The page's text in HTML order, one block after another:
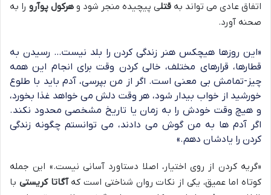
اتفاق عادی می تواند به قتلی پیچیده منجر شود و هرکول پوآرو را به
صحنه آورد.
«این روزها هیچکس هنر زندگی کردن را بلد نیست… رسیدن به
قطارها، قرارهای مختلف، خالی کردن وقت برای انجام این همه
چیز-تمامش بی معنی است. اگر از من بپرسی، آدم باید با طلوع
خورشید از خواب بیدار شود، هر وقت دلش می خواهد غذا بخورد،
و هیچ وقت خودش را به زمان یا تاریخ مشخصی محدود نکند.
اگر آدم ها به من گوش می دادند، می توانستم چگونه زندگی
کردن را یادشان دهم.»
«گریه کردن از روی اختیار، اصلا دستاورد آسانی نیست.» این جمله
کوتاه اما عمیق، یکی از نکات روان شناختی است کهآگاتا کریستی با